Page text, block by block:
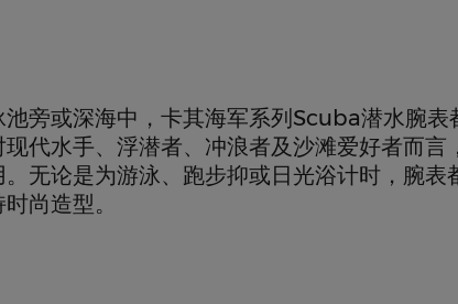
旁或深海中，卡其海军系列Scuba潜水腕表
代水手、浮潜者、冲浪者及沙滩爱好者而言
无论是为游泳、跑步抑或日光浴计时，腕表
尚造型。